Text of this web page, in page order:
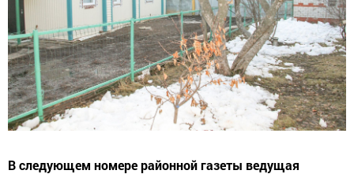
В следующем номере районной газеты ведущая